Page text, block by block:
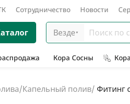
Сотрудничество Новости
Везде
Кора Сосны
/Капельный полив/ Фитинг